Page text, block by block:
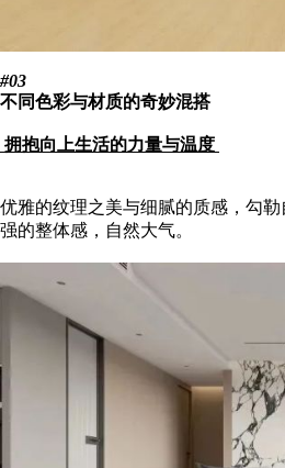
#03
不同色彩与材质的奇妙混搭
拥抱向上生活的力量与温度
优雅的纹理之美与细腻的质感，勾
强的整体感，自然大气。